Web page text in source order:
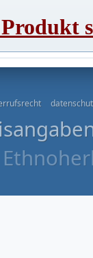
Produkt